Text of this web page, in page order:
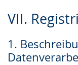
VII.
1.
Leichten
wechseln.
Audio-
Video
Deutscher